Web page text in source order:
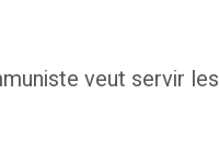
veut servir les